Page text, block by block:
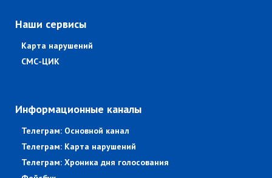
Наши сервисы
Карта нарушений
СМС-ЦИК
Информационные каналы
Телеграм: Основной канал
Телеграм: Карта нарушений
Телеграм: Хроника дня голосования